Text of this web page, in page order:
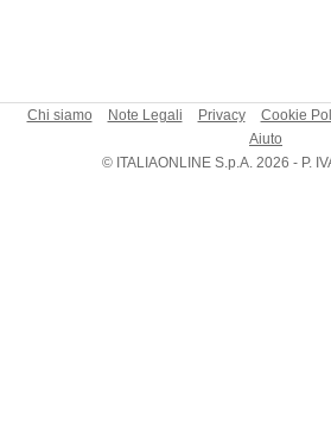
Chi siamo Note Legali Privacy Cookie
Aiuto
© ITALIAONLINE S.p.A. 2026 - P.